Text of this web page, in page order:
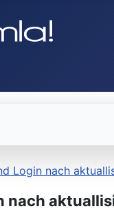
Login nach
nach